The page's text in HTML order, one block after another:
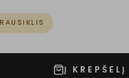
Į KREPŠELĮ